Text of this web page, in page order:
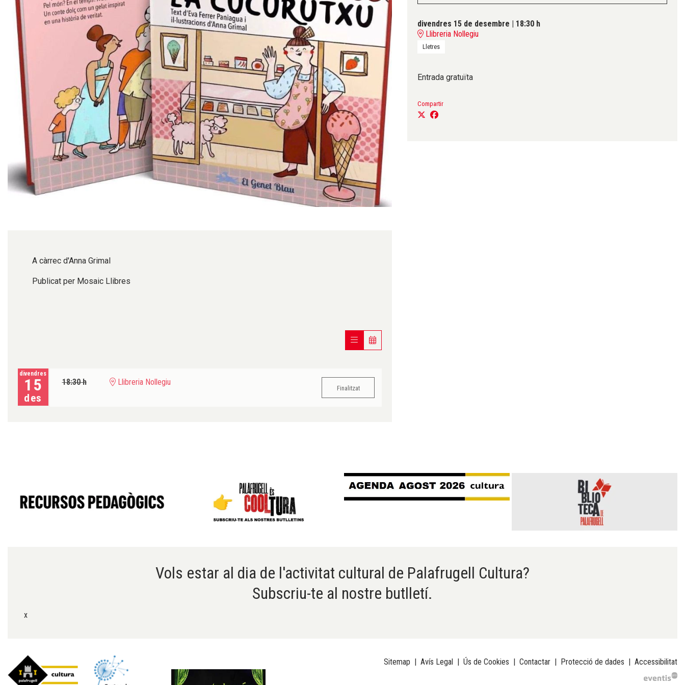
divendres 15 de desembre | 18:30 h
Llibreria Nollegiu
Lletres
Entrada gratuïta
Compartir
A càrrec d'Anna Grimal
Publicat per Mosaic Llibres
divendres
15
des
18:30 h Llibreria Nollegiu
Finalitzat
Vols estar al dia de l'activitat cultural de Palafrugell Cultura?
Subscriu-te al nostre butlletí.
x
Sitemap | Avís Legal | Ús de Cookies | Contactar | Protecció de dades | Accessibilitat